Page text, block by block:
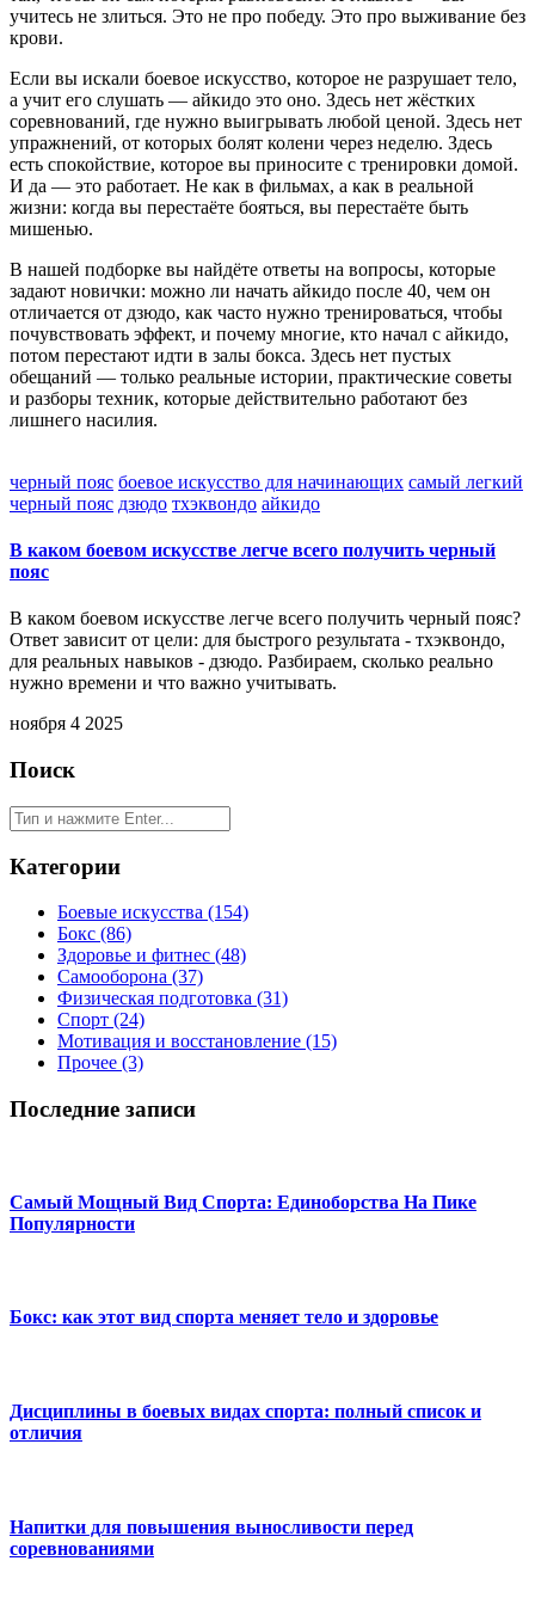
учитесь не злиться. Это не про победу. Это про выживание без
крови.
Если вы искали боевое искусство, которое не разрушает тело,
а учит его слушать — айкидо это оно. Здесь нет жёстких
соревнований, где нужно выигрывать любой ценой. Здесь нет
упражнений, от которых болят колени через неделю. Здесь
есть спокойствие, которое вы приносите с тренировки домой.
И да — это работает. Не как в фильмах, а как в реальной
жизни: когда вы перестаёте бояться, вы перестаёте быть
мишенью.
В нашей подборке вы найдёте ответы на вопросы, которые
задают новички: можно ли начать айкидо после 40, чем он
отличается от дзюдо, как часто нужно тренироваться, чтобы
почувствовать эффект, и почему многие, кто начал с айкидо,
потом перестают идти в залы бокса. Здесь нет пустых
обещаний — только реальные истории, практические советы
и разборы техник, которые действительно работают без
лишнего насилия.
черный пояс боевое искусство для начинающих самый легкий
черный пояс дзюдо тхэквондо айкидо
В каком боевом искусстве легче всего получить черный
пояс
В каком боевом искусстве легче всего получить черный пояс?
Ответ зависит от цели: для быстрого результата - тхэквондо,
для реальных навыков - дзюдо. Разбираем, сколько реально
нужно времени и что важно учитывать.
ноября 4 2025
Поиск
Категории
Боевые искусства (154)
Бокс (86)
Здоровье и фитнес (48)
Самооборона (37)
Физическая подготовка (31)
Спорт (24)
Мотивация и восстановление (15)
Прочее (3)
Последние записи
Самый Мощный Вид Спорта: Единоборства На Пике
Популярности
Бокс: как этот вид спорта меняет тело и здоровье
Дисциплины в боевых видах спорта: полный список и
отличия
Напитки для повышения выносливости перед
соревнованиями